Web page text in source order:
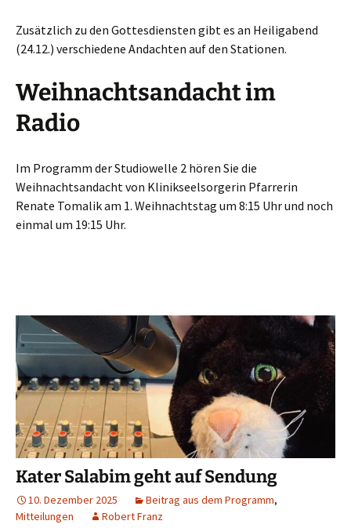
Zusätzlich zu den Gottesdiensten gibt es an Heiligabend
(24.12.) verschiedene Andachten auf den Stationen.
Weihnachtsandacht im
Radio
Im Programm der Studiowelle 2 hören Sie die
Weihnachtsandacht von Klinikseelsorgerin Pfarrerin
Renate Tomalik am 1. Weihnachtstag um 8:15 Uhr und noch
einmal um 19:15 Uhr.
Kater Salabim geht auf Sendung
10. Dezember 2025 Beitrag aus dem Programm,
Mitteilungen
Robert Franz